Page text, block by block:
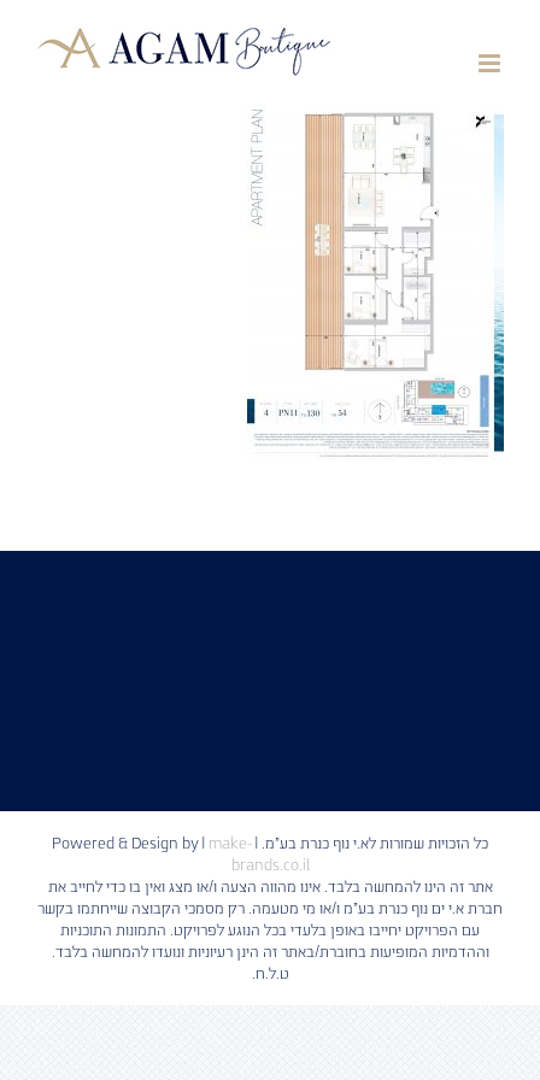
כל הזכויות שמורות לא.י נוף כנרת בע"מ. | Powered & Design by | make-
brands.co.il
אתר זה הינו להמחשה בלבד. אינו מהווה הצעה ו/או מצג ואין בו כדי לחייב את
חברת א.י ים נוף כנרת בע"מ ו/או מי מטעמה. רק מסמכי הקבוצה שייחתמו בקשר
עם הפרויקט יחייבו באופן בלעדי בכל הנוגע לפרויקט. התמונות התוכניות
וההדמיות המופיעות בחוברת/באתר זה הינן רעיוניות ונועדו להמחשה בלבד.
ט.ל.ח.